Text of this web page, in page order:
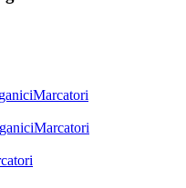
Marcatori
Marcatori